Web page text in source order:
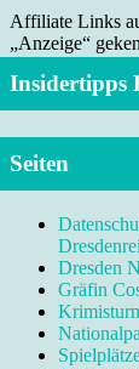
Affiliate Links
„Anzeige“
Insidertipps
Seiten
Dresden
Gräfin